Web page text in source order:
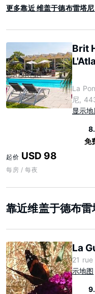
更多靠近 维盖于德布雷塔
Brit
La
尼,
显示地
免
起价 USD 98
每房 / 每夜
靠近维盖于德布
La
21
示地图